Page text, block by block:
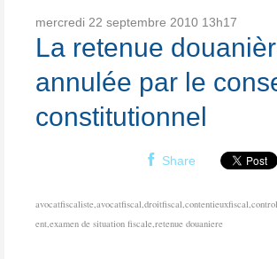
mercredi 22 septembre 2010 13h17
La retenue
annulée par le
constitutionnel
Share
ent,examen de situation fiscale,retenue douaniere